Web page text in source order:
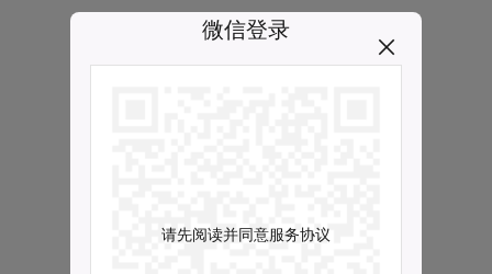
微信登录
请先阅读并同意服务协议